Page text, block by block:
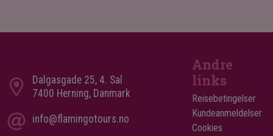
Dalgasgade 25, 4. Sal
7400 Herning, Danmark
info@flamingotours.no
Andre
links
Reisebetingelser
Kundeanmeldelser
Cookies